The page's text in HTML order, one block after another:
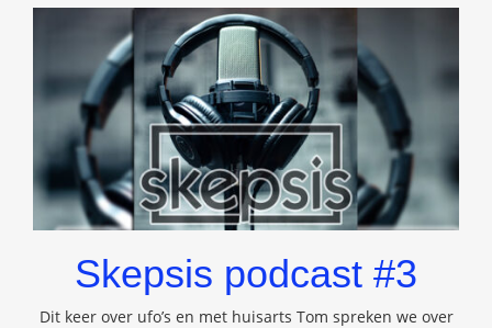
Skepsis podcast #3
Dit keer over ufo’s en met huisarts Tom spreken we over